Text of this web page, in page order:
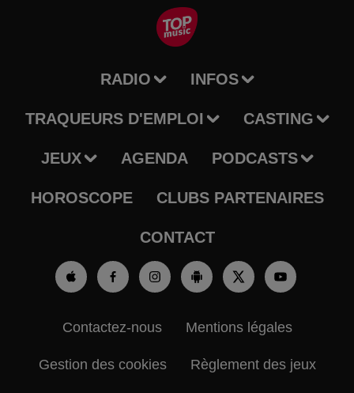
RADIO INFOS
TRAQUEURS D'EMPLOI CASTING
JEUX AGENDA PODCASTS
HOROSCOPE CLUBS PARTENAIRES
CONTACT
Contactez-nous Mentions légales
Gestion des cookies Règlement des jeux